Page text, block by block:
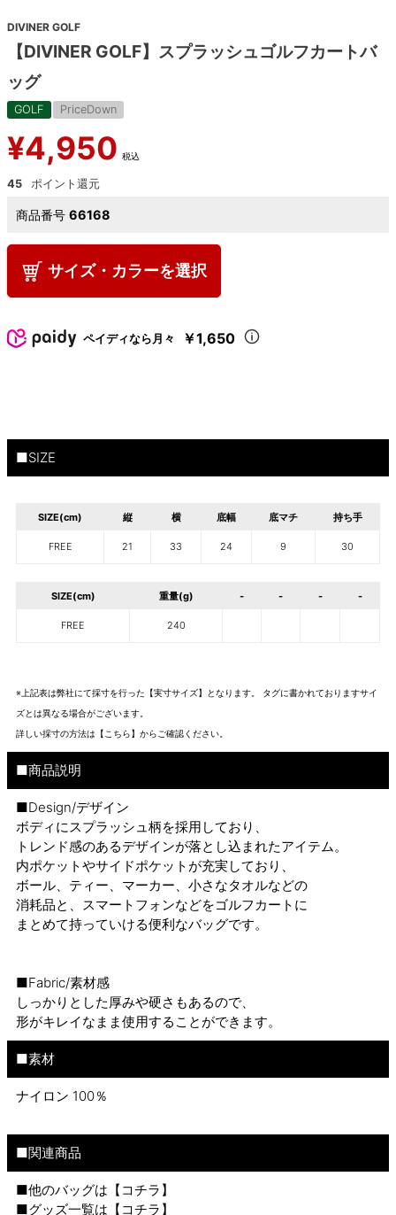
DIVINER GOLF
【DIVINER GOLF】スプラッシュゴルフカートバ
ッグ
GOLF PriceDown
¥4,950 税込
45
商品番号 66168
サイズ・カラーを選択
ペイディなら月々 ￥1,650
■SIZE
SIZE(cm) 縦 横 底幅 底マチ 持ち手
FREE 21 33 24 9 30
SIZE(cm) 重量(g) - - - -
FREE 240
※上記表は弊社にて採寸を行った【実寸サイズ】となります。 タグに書かれておりますサイ
ズとは異なる場合がございます。
詳しい採寸の方法は 【こちら】から ご確認ください。
■商品説明
■Design/デザイン
ボディにスプラッシュ柄を採用しており、
トレンド感のあるデザインが落とし込まれたアイテム。
内ポケットやサイドポケットが充実しており、
ボール、ティー、マーカー、小さなタオルなどの
消耗品と、スマートフォンなどをゴルフカートに
まとめて持っていける便利なバッグです。
■Fabric/素材感
しっかりとした厚みや硬さもあるので、
形がキレイなまま使用することができます。
■素材
ナイロン 100％
■関連商品
■他のバッグは【 コチラ 】
■グッズ一覧は【 コチラ 】